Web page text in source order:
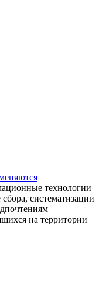
технологии
систематизации
на территории